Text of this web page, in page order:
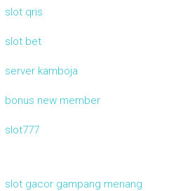
slot qris
slot bet
server kamboja
bonus new member
slot777
slot gacor gampang menang